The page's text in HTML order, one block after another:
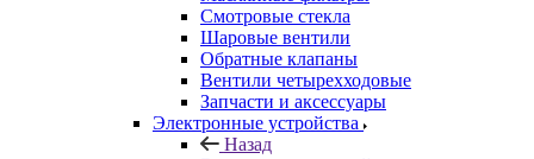
Смотровые стекла
Шаровые вентили
Обратные клапаны
Вентили четырехходовые
Запчасти и аксессуары
Электронные устройства
Назад